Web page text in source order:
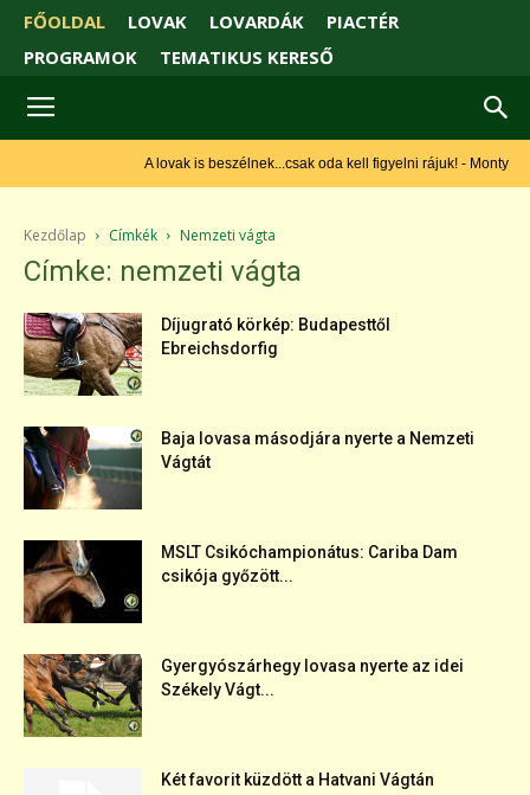
FŐOLDAL LOVAK LOVARDÁK
PIACTÉR
PROGRAMOK
TEMATIKUS KERESŐ
A lovak is beszélnek...csak oda kell figyelni rájuk! - Monty Roberts
Kezdőlap Címkék Nemzeti vágta
Címke: nemzeti vágta
Díjugrató körkép: Budapesttől
Ebreichsdorfig
Baja lovasa másodjára nyerte a Nemzeti
Vágtát
MSLT Csikóchampionátus: Cariba Dam
csikója győzött...
Gyergyószárhegy lovasa nyerte az idei
Székely Vágt...
Két favorit küzdött a Hatvani Vágtán